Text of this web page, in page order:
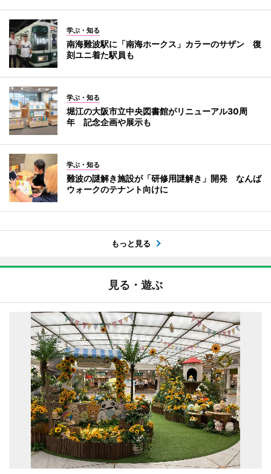
学ぶ・知る
南海難波駅に「南海ホークス」カラーのサザン 復
刻ユニ着た駅員も
学ぶ・知る
堀江の大阪市立中央図書館がリニューアル30周
年 記念企画や展示も
学ぶ・知る
難波の謎解き施設が「研修用謎解き」開発 なんば
ウォークのテナント向けに
もっと見る
見る・遊ぶ